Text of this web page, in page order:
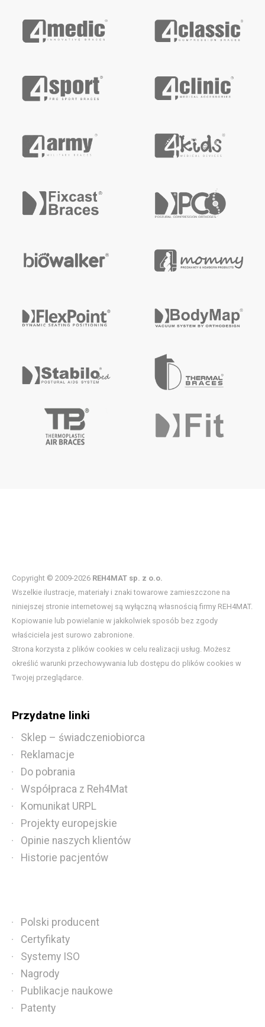
Copyright © 2009-2026 REH4MAT sp. z o.o.
Wszelkie ilustracje, materiały i znaki towarowe zamieszczone na
niniejszej stronie internetowej są wyłączną własnością firmy REH4MAT.
Kopiowanie lub powielanie w jakikolwiek sposób bez zgody
właściciela jest surowo zabronione.
Strona korzysta z plików cookies w celu realizacji usług. Możesz
określić warunki przechowywania lub dostępu do plików cookies w
Twojej przeglądarce.
Przydatne linki
Sklep – świadczeniobiorca
Reklamacje
Do pobrania
Współpraca z Reh4Mat
Komunikat URPL
Projekty europejskie
Opinie naszych klientów
Historie pacjentów
Polski producent
Certyfikaty
Systemy ISO
Nagrody
Publikacje naukowe
Patenty